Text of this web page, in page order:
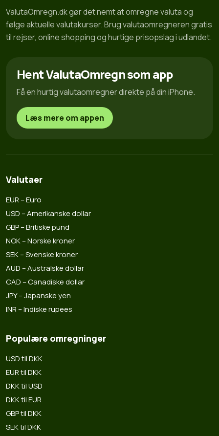
ValutaOmregn.dk gør det nemt at omregne valuta og
følge aktuelle valutakurser. Brug valutaomregneren gratis
til rejser, online shopping og hurtige prisopslag i udlandet.
Hent ValutaOmregn som app
Få en hurtig valutaomregner direkte på din iPhone.
Læs mere om appen
Valutaer
EUR – Euro
USD – Amerikanske dollar
GBP – Britiske pund
NOK – Norske kroner
SEK – Svenske kroner
AUD – Australske dollar
CAD – Canadiske dollar
JPY – Japanske yen
INR – Indiske rupees
Populære omregninger
USD til DKK
EUR til DKK
DKK til USD
DKK til EUR
GBP til DKK
SEK til DKK